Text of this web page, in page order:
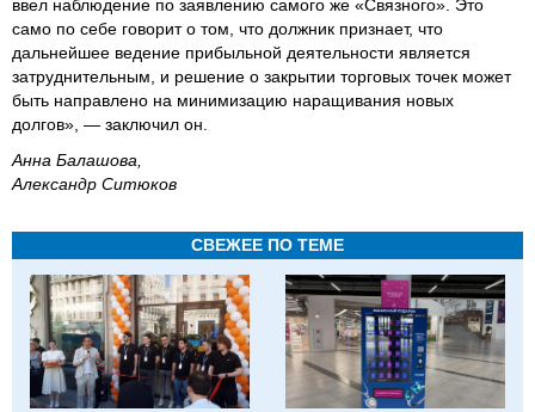
ввел наблюдение по заявлению самого же «Связного». Это
само по себе говорит о том, что должник признает, что
дальнейшее ведение прибыльной деятельности является
затруднительным, и решение о закрытии торговых точек может
быть направлено на минимизацию наращивания новых
долгов», — заключил он.
Анна Балашова,
Александр Ситюков
СВЕЖЕЕ ПО ТЕМЕ